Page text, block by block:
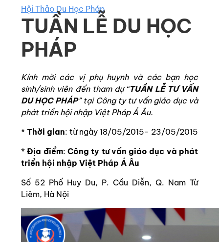
Hội Thảo Du Học Pháp
TUẦN LỄ DU HỌC
PHÁP
Kính mời các vị phụ huynh và các bạn học
sinh/sinh viên đến tham dự “TUẦN LỄ TƯ VẤN
DU HỌC PHÁP” tại Công ty tư vấn giáo dục và
phát triển hội nhập Việt Pháp Á Âu.
* Thời gian: từ ngày 18/05/2015- 23/05/2015
*Địa điểm: Công ty tư vấn giáo dục và phát
triển hội nhập Việt Pháp Á Âu
Số 52 Phố Huy Du, P. Cầu Diễn, Q. Nam Từ
Liêm, Hà Nội